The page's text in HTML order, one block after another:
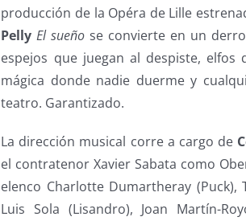
producción de la Opéra de Lille
Pelly El sueño se convierte en un
espejos que juegan al despiste,
mágica donde nadie duerme y
teatro. Garantizado.
La dirección musical corre a cargo de
el contratenor Xavier Sabata como
elenco Charlotte Dumartheray (Puck),
Luis Sola (Lisandro), Joan Martín-